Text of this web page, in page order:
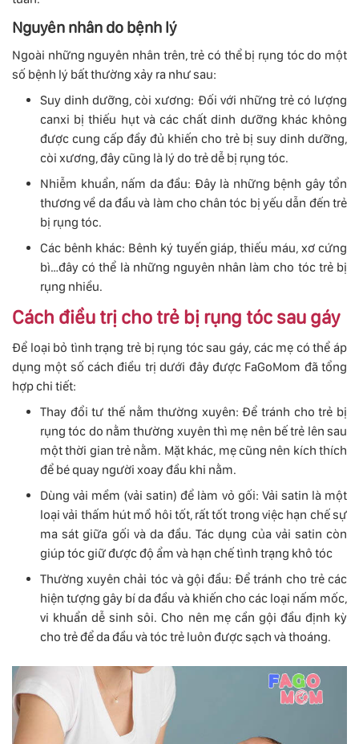
Nguyên nhân do bệnh lý
Ngoài những nguyên nhân trên, trẻ có thể bị rụng tóc do một
số bệnh lý bất thường xảy ra như sau:
Suy dinh dưỡng, còi xương: Đối với những trẻ có lượng
canxi bị thiếu hụt và các chất dinh dưỡng khác không
được cung cấp đầy đủ khiến cho trẻ bị suy dinh dưỡng,
còi xương, đây cũng là lý do trẻ dễ bị rụng tóc.
Nhiễm khuẩn, nấm da đầu: Đây là những bệnh gây tổn
thương về da đầu và làm cho chân tóc bị yếu dẫn đến trẻ
bị rụng tóc.
Các bênh khác: Bênh ký tuyến giáp, thiếu máu, xơ cứng
bì…đây có thể là những nguyên nhân làm cho tóc trẻ bị
rụng nhiều.
Cách điều trị cho trẻ bị rụng tóc sau gáy
Để loại bỏ tình trạng trẻ bị rụng tóc sau gáy, các mẹ có thể áp
dụng một số cách điều trị dưới đây được FaGoMom đã tổng
hợp chi tiết:
Thay đổi tư thế nằm thường xuyên: Để tránh cho trẻ bị
rụng tóc do nằm thường xuyên thì mẹ nên bế trẻ lên sau
một thời gian trẻ nằm. Mặt khác, mẹ cũng nên kích thích
để bé quay người xoay đầu khi nằm.
Dùng vải mềm (vải satin) để làm vỏ gối: Vải satin là một
loại vải thấm hút mồ hôi tốt, rất tốt trong việc hạn chế sự
ma sát giữa gối và da đầu. Tác dụng của vải satin còn
giúp tóc giữ được độ ẩm và hạn chế tình trạng khô tóc
Thường xuyên chải tóc và gội đầu: Để tránh cho trẻ các
hiện tượng gây bí da đầu và khiến cho các loại nấm mốc,
vi khuẩn dễ sinh sôi. Cho nên mẹ cần gội đầu định kỳ
cho trẻ để da đầu và tóc trẻ luôn được sạch và thoáng.